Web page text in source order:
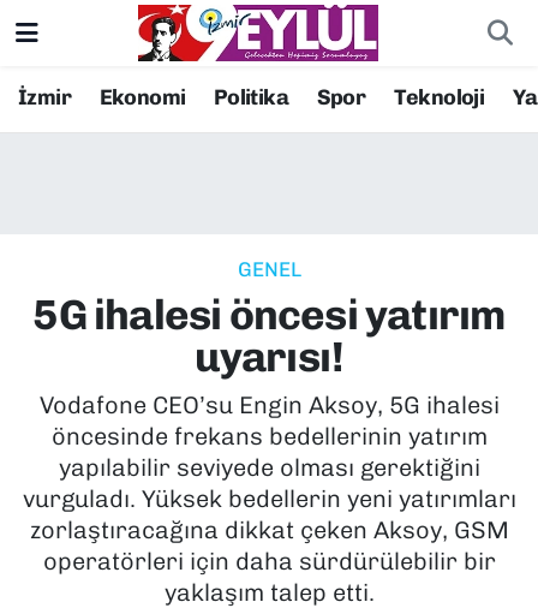
İzmir Ekonomi Politika Spor Teknoloji
GENEL
5G ihalesi öncesi yatırım
uyarısı!
Vodafone CEO’su Engin Aksoy, 5G ihalesi
öncesinde frekans bedellerinin yatırım
yapılabilir seviyede olması gerektiğini
vurguladı. Yüksek bedellerin yeni yatırımları
zorlaştıracağına dikkat çeken Aksoy, GSM
operatörleri için daha sürdürülebilir bir
yaklaşım talep etti.
Resmi İlanlar
EKONOMİ
KÜLTÜR SANAT
MAGAZİN
POLİTİKA
Konak Nöbetçi Eczaneler
Süper Lig Puan Durumu ve Fikstür
Tüm Manşetler
Son Dakika Haberleri
Haber Arşivi